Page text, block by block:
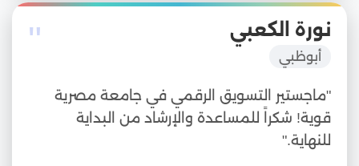
" نورة الكعبي
أبوظبي
"ماجستير التسويق الرقمي في جامعة مصرية
قوية! شكراً للمساعدة والإرشاد من البداية
للنهاية."